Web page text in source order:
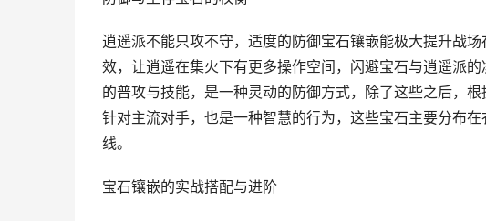
逍遥派不能只攻不守，适度的防御宝石镶嵌能极大提升战
效，让逍遥在集火下有更多操作空间，闪避宝石与逍遥派
的普攻与技能，是一种灵动的防御方式，除了这些之后，
针对主流对手，也是一种智慧的行为，这些宝石主要分布
线。
宝石镶嵌的实战搭配与进阶